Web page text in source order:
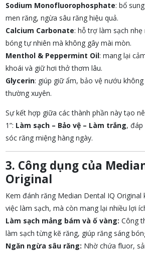
Sodium Monofluorophosphate: bổ
men răng, ngừa sâu răng hiệu quả.
Calcium Carbonate: hỗ trợ làm sạch
bóng tự nhiên mà không gây mài mòn.
Menthol & Peppermint Oil: mang lại
khoái và giữ hơi thở thơm lâu.
Glycerin: giúp giữ ẩm, bảo vệ nướu
thường xuyên.
Sự kết hợp giữa các thành phần này tạo
1”: Làm sạch – Bảo vệ – Làm trắng, đáp
sóc răng miệng hàng ngày.
3. Công dụng của
Original
Kem đánh răng Median Dental IQ
việc làm sạch, mà còn mang lại nhiều lợi
Làm sạch mảng bám và ố vàng: Công
làm sạch từng kẽ răng, giúp răng sáng
Ngăn ngừa sâu răng: Nhờ chứa fluor,